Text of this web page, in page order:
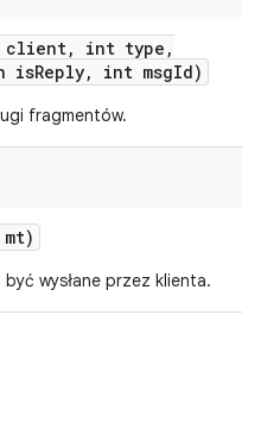
client, int type ,
isReply, int msgId)
fragmentów.
mt)
wysłane przez klienta.